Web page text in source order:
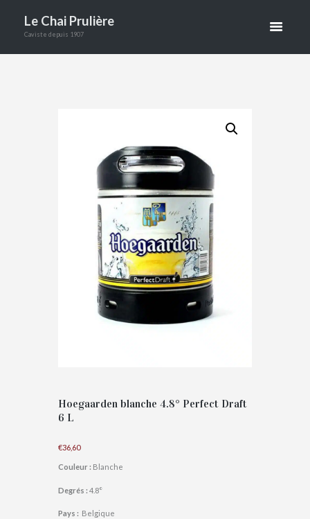
PERFECT
Le Chai Prulière
Caviste depuis 1907
Hoegaarden blanche 4.8° Perfect Draft
6 L
€36,60
Couleur: Blanche
Degrés : 4.8°
Pays : Belgique